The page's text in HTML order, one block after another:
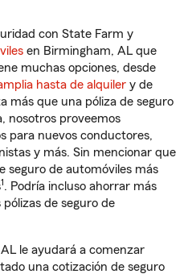
con State Farm y
en Birmingham, AL que
muchas opciones, desde
hasta de alquiler y de
más que una póliza de seguro
nosotros proveemos
para nuevos conductores,
y más. Sin mencionar que
seguro de automóviles más
1. Podría incluso ahorrar más
de seguro de
le ayudará a comenzar
una cotización de seguro